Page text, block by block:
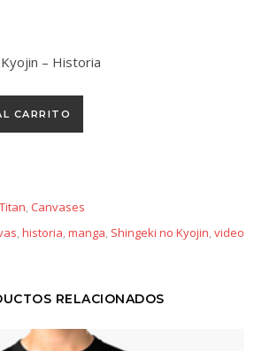
– Historia
CARRITO
, Canvases
,historia,manga, Shingeki no Kyojin,video
RELACIONADOS